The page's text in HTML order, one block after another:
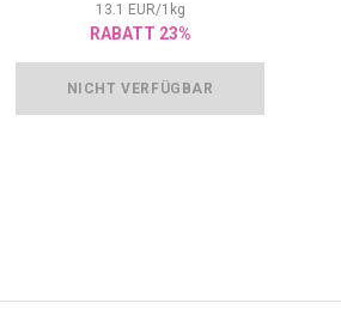
13.1 EUR/1 kg
RABATT 23%
NICHT VERFÜGBAR